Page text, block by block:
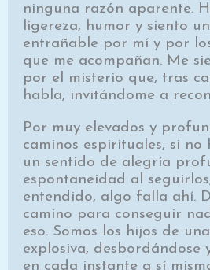
ninguna razón aparente.
ligereza, humor y siento
entrañable por mí y por
que me acompañan. Me
por el misterio que, tras
habla, invitándome a
Por muy elevados y
caminos espirituales, si no
un sentido de alegría
espontaneidad al
entendido, algo falla ahí.
camino para conseguir
eso. Somos los hijos de
explosiva, desbordándose
en cada instante a sí